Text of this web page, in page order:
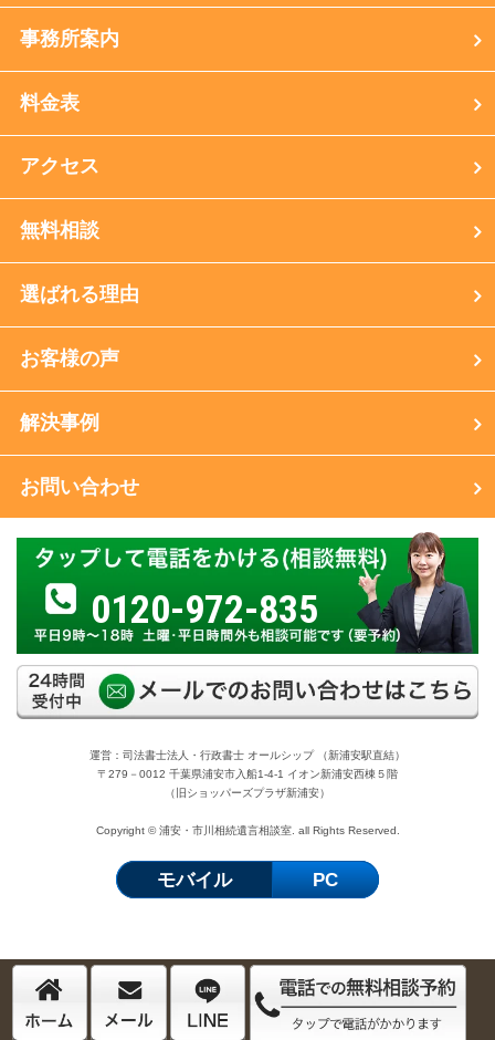
事務所案内
料金表
アクセス
無料相談
選ばれる理由
お客様の声
解決事例
お問い合わせ
0120-972-835
運営：司法書士法人・行政書士 オールシップ （新浦安駅直結）
〒279－0012 千葉県浦安市入船1-4-1 イオン新浦安西棟５階
（旧ショッパーズプラザ新浦安）
Copyright © 浦安・市川相続遺言相談室. all Rights Reserved.
モバイル PC